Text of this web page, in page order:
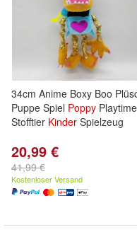
34cm Anime Boxy Boo
Puppe Spiel Poppy Playtime
Stofftier Kinder Spielzeug
20,99 €
41,99 €
Kostenloser Versand